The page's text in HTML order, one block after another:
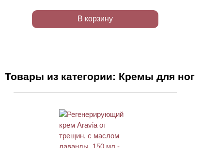
В корзину
Товары из категории: Кремы для ног